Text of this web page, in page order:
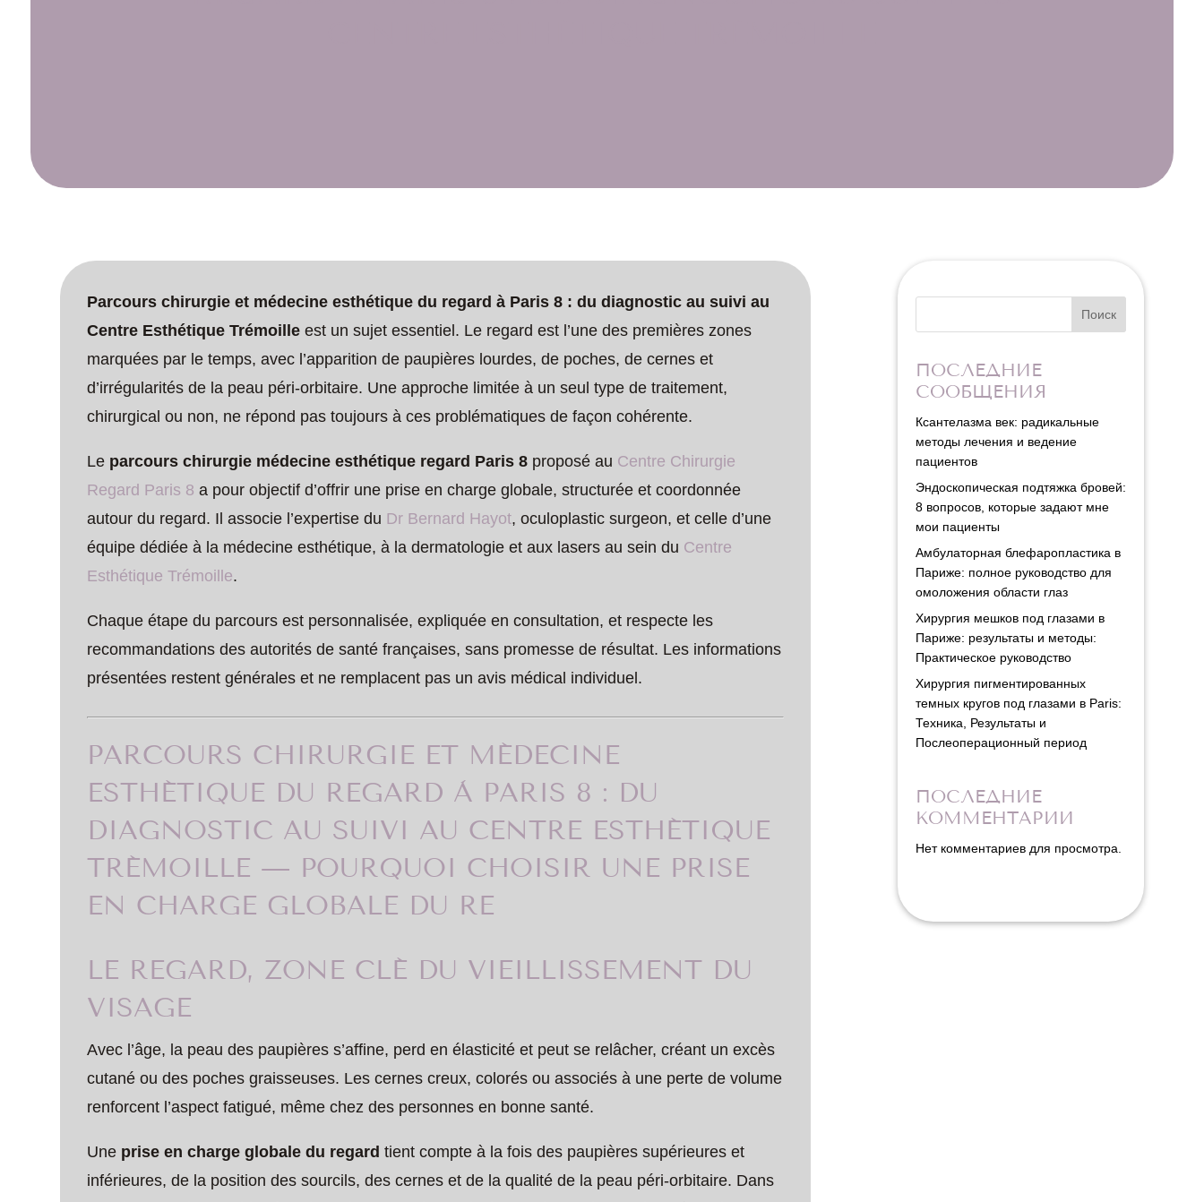
Parcours chirurgie et médecine esthétique du regard à Paris 8 : du diagnostic au suivi au
Centre Esthétique Trémoille est un sujet essentiel. Le regard est l’une des premières zones
marquées par le temps, avec l’apparition de paupières lourdes, de poches, de cernes et
d’irrégularités de la peau péri-orbitaire. Une approche limitée à un seul type de traitement,
chirurgical ou non, ne répond pas toujours à ces problématiques de façon cohérente.
Le parcours chirurgie médecine esthétique regard Paris 8 proposé au Centre Chirurgie
Regard Paris 8 a pour objectif d’offrir une prise en charge globale, structurée et coordonnée
autour du regard. Il associe l’expertise du Dr Bernard Hayot, oculoplastic surgeon, et celle d’une
équipe dédiée à la médecine esthétique, à la dermatologie et aux lasers au sein du Centre
Esthétique Trémoille.
Chaque étape du parcours est personnalisée, expliquée en consultation, et respecte les
recommandations des autorités de santé françaises, sans promesse de résultat. Les informations
présentées restent générales et ne remplacent pas un avis médical individuel.
PARCOURS CHIRURGIE ET MÉDECINE
ESTHÉTIQUE DU REGARD À PARIS 8 : DU
DIAGNOSTIC AU SUIVI AU CENTRE ESTHÉTIQUE
TRÉMOILLE — POURQUOI CHOISIR UNE PRISE
EN CHARGE GLOBALE DU RE
LE REGARD, ZONE CLÉ DU VIEILLISSEMENT DU
VISAGE
Avec l’âge, la peau des paupières s’affine, perd en élasticité et peut se relâcher, créant un excès
cutané ou des poches graisseuses. Les cernes creux, colorés ou associés à une perte de volume
renforcent l’aspect fatigué, même chez des personnes en bonne santé.
Une prise en charge globale du regard tient compte à la fois des paupières supérieures et
inférieures, de la position des sourcils, des cernes et de la qualité de la peau péri-orbitaire. Dans
Поиск
ПОСЛЕДНИЕ
СООБЩЕНИЯ
Ксантелазма век: радикальные
методы лечения и ведение
пациентов
Эндоскопическая подтяжка бровей:
8 вопросов, которые задают мне
мои пациенты
Амбулаторная блефаропластика в
Париже: полное руководство для
омоложения области глаз
Хирургия мешков под глазами в
Париже: результаты и методы:
Практическое руководство
Хирургия пигментированных
темных кругов под глазами в Paris:
Техника, Результаты и
Послеоперационный период
ПОСЛЕДНИЕ
КОММЕНТАРИИ
Нет комментариев для просмотра.